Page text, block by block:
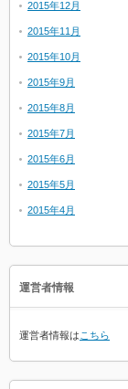
2015年12月
2015年11月
2015年10月
2015年9月
2015年8月
2015年7月
2015年6月
2015年5月
2015年4月
運営者情報
運営者情報は こちら